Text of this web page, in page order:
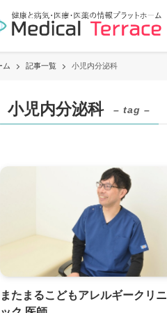
ム 記事一覧 小児内分泌科
小児内分泌科 – tag –
またまるこどもアレルギークリニ